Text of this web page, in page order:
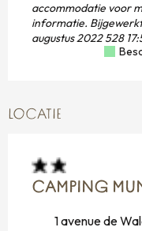
accommodatie voor
informatie.
augustus 2022 528
LOCATIE
CAMPING
1 avenue de